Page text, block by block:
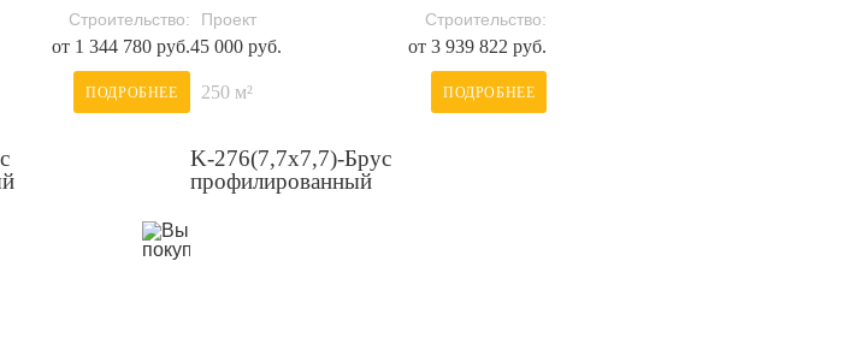
Строительство:
от 1 344 780 руб.
ПОДРОБНЕЕ
Проект
45 000 руб.
Строительство:
от 3 939 822 руб.
250 м² ПОДРОБНЕЕ
K-276(7,7x7,7)-Брус
профилированный